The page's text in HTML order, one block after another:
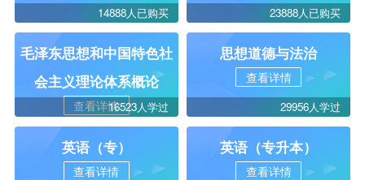
14888人已购买 23888人已购买
毛泽东思想和中国特色社
会主义理论体系概论
查看详情16523人学过
思想道德与法治
查看详情
29956人学过
英语（专）
查看详情
英语（专升本）
查看详情